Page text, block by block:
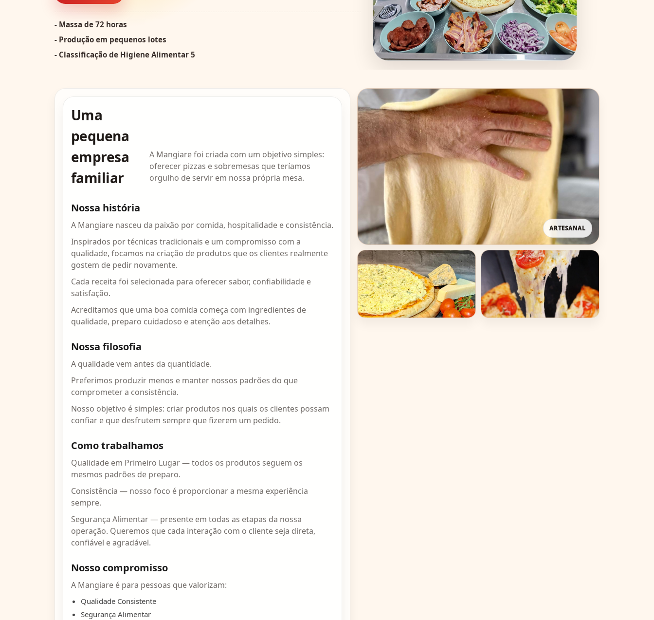
- Massa de 72 horas
- Produção em pequenos lotes
- Classificação de Higiene Alimentar 5
Uma
pequena
empresa
familiar
A Mangiare foi criada com um objetivo simples:
oferecer pizzas e sobremesas que teríamos
orgulho de servir em nossa própria mesa.
Nossa história
A Mangiare nasceu da paixão por comida, hospitalidade e consistência.
Inspirados por técnicas tradicionais e um compromisso com a
qualidade, focamos na criação de produtos que os clientes realmente
gostem de pedir novamente.
Cada receita foi selecionada para oferecer sabor, confiabilidade e
satisfação.
Acreditamos que uma boa comida começa com ingredientes de
qualidade, preparo cuidadoso e atenção aos detalhes.
Nossa filosofia
A qualidade vem antes da quantidade.
Preferimos produzir menos e manter nossos padrões do que
comprometer a consistência.
Nosso objetivo é simples: criar produtos nos quais os clientes possam
confiar e que desfrutem sempre que fizerem um pedido.
Como trabalhamos
Qualidade em Primeiro Lugar — todos os produtos seguem os
mesmos padrões de preparo.
Consistência — nosso foco é proporcionar a mesma experiência
sempre.
Segurança Alimentar — presente em todas as etapas da nossa
operação. Queremos que cada interação com o cliente seja direta,
confiável e agradável.
Nosso compromisso
A Mangiare é para pessoas que valorizam:
Qualidade Consistente
Segurança Alimentar
ARTESANAL